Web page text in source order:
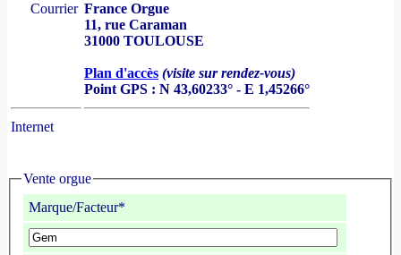
Courrier France Orgue
11, rue Caraman
31000 TOULOUSE
Plan d'accès (visite sur rendez-vous)
Point GPS : N 43,60233° - E 1,45266°
Internet
Vente orgue
Marque/Facteur*